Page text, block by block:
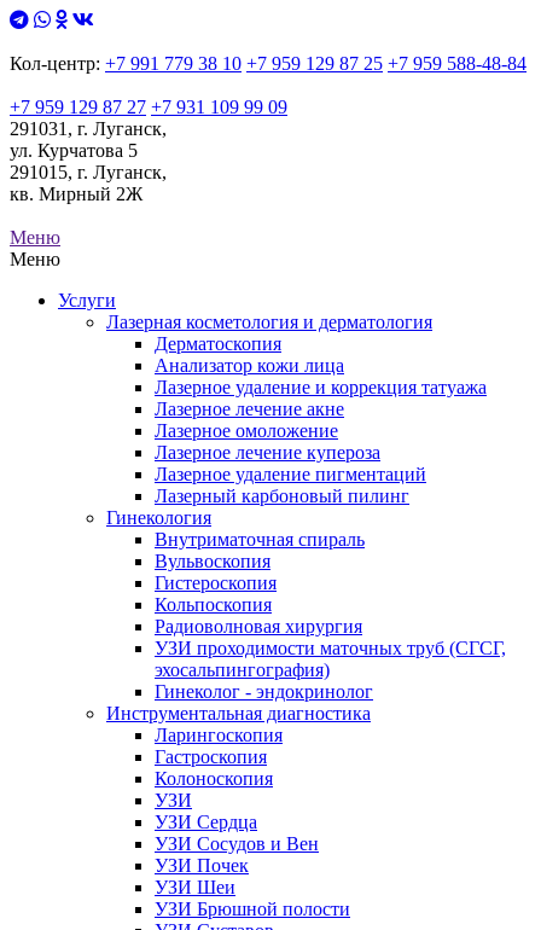
Кол-центр: +7 991 779 38 10 +7 959 129 87 25 +7 959 588-48-84
+7 959 129 87 27 +7 931 109 99 09
291031, г. Луганск,
ул. Курчатова 5
291015, г. Луганск,
кв. Мирный 2Ж
Меню
Меню
Услуги
Лазерная косметология и дерматология
Дерматоскопия
Анализатор кожи лица
Лазерное удаление и коррекция татуажа
Лазерное лечение акне
Лазерное омоложение
Лазерное лечение купероза
Лазерное удаление пигментаций
Лазерный карбоновый пилинг
Гинекология
Внутриматочная спираль
Вульвоскопия
Гистероскопия
Кольпоскопия
Радиоволновая хирургия
УЗИ проходимости маточных труб (СГСГ,
эхосальпингография)
Гинеколог - эндокринолог
Инструментальная диагностика
Ларингоскопия
Гастроскопия
Колоноскопия
УЗИ
УЗИ Сердца
УЗИ Сосудов и Вен
УЗИ Почек
УЗИ Шеи
УЗИ Брюшной полости